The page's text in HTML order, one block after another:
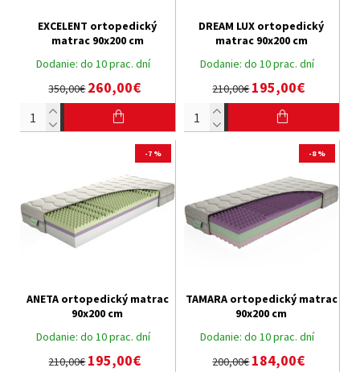
Dodanie: do 10 prac. dní
EXCELENT ortopedický
matrac 90x200 cm
350,00€260,00€
Dodanie: do 10 prac. dní
DREAM LUX ortopedický
matrac 90x200 cm
210,00€195,00€
-7 %
Dodanie: do 10 prac. dní
ANETA ortopedický matrac
90x200 cm
210,00€195,00€
-8 %
Dodanie: do 10 prac. dní
TAMARA ortopedický matrac
90x200 cm
200,00€184,00€